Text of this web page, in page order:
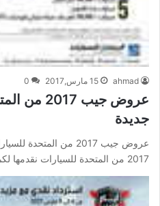
ahmad 15 مارس,2017 0
عروض جيب
جديدة
عروض جيب 2017 من
2017 من المتحدة للسيارات نقدمها لكم اليوم من…